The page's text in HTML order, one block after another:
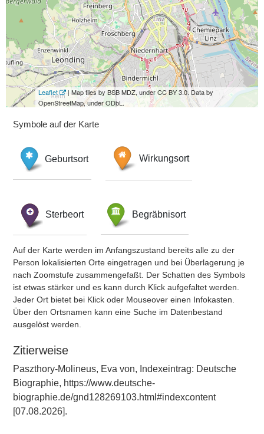
Leaflet
| Map tiles by BSB MDZ, under CC BY 3.0. Data by
OpenStreetMap, under ODbL.
Symbole auf der Karte
Geburtsort Wirkungsort
Sterbeort Begräbnisort
Auf der Karte werden im Anfangszustand bereits alle zu der
Person lokalisierten Orte eingetragen und bei Überlagerung je
nach Zoomstufe zusammengefaßt. Der Schatten des Symbols
ist etwas stärker und es kann durch Klick aufgefaltet werden.
Jeder Ort bietet bei Klick oder Mouseover einen Infokasten.
Über den Ortsnamen kann eine Suche im Datenbestand
ausgelöst werden.
Zitierweise
Paszthory-Molineus, Eva von, Indexeintrag: Deutsche
Biographie, https://www.deutsche-
biographie.de/gnd128269103.html#indexcontent
[07.08.2026].